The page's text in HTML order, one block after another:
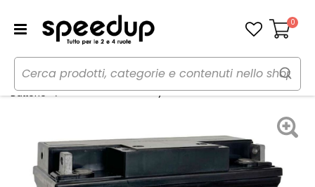
Carrello
0
Home Moto
Manutenzione e ricambi moto
Batterie
Batteria moto Ready - UNIBAT